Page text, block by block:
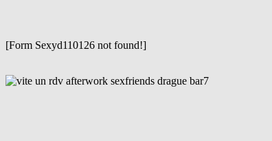
[Form Sexyd110126 not found!]